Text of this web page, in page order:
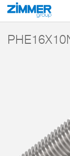
Démarrage Produits